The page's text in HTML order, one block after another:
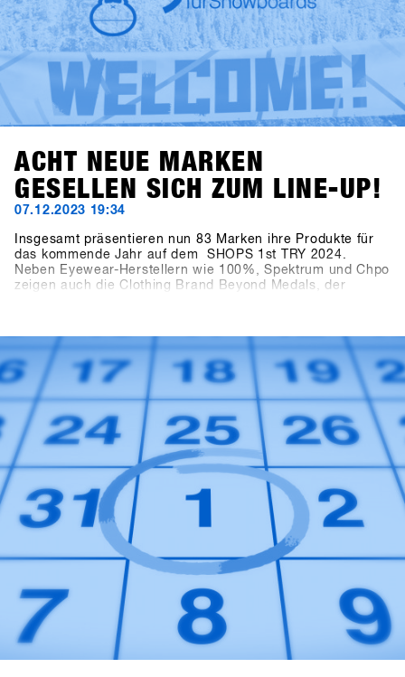
ACHT NEUE MARKEN
GESELLEN SICH ZUM LINE-UP!
07.12.2023 19:34
Insgesamt präsentieren nun 83 Marken ihre Produkte für
das kommende Jahr auf dem SHOPS 1st TRY 2024.
Neben Eyewear-Herstellern wie 100%, Spektrum und Chpo
zeigen auch die Clothing Brand Beyond Medals, der
Neuigkeit über den Zuwachs im Bereich Snowboard
Hardware: Tur Snowboards aus Schweden ist mit
dabei.Melde dich auf SHOPS 1st BASE an, um mehr über
diese neuen Marken zu erfahren!